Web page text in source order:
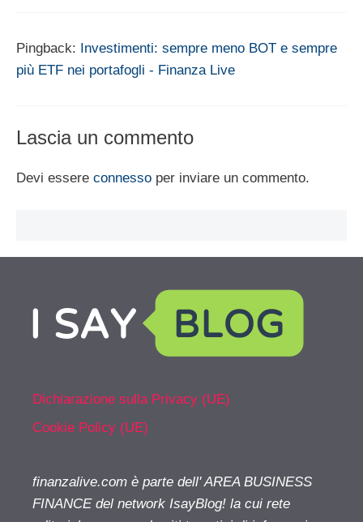
Pingback: Investimenti: sempre meno BOT e sempre
più ETF nei portafogli - Finanza Live
Lascia un commento
Devi essere connesso per inviare un commento.
Dichiarazione sulla Privacy (UE)
Cookie Policy (UE)
finanzalive.com è parte dell' AREA BUSINESS
FINANCE del network IsayBlog! la cui rete